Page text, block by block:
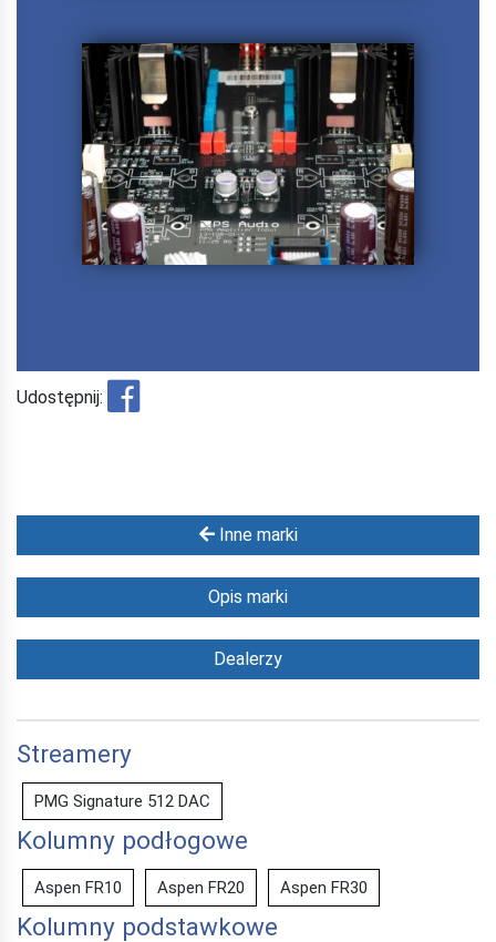
Inne marki
Opis marki
Dealerzy
Streamery
PMG Signature 512 DAC
Kolumny podłogowe
Aspen FR10 Aspen FR20 Aspen FR30
Kolumny podstawkowe
Udostępnij: